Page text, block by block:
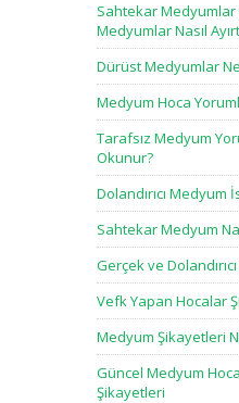
Sahtekar
Medyumlar Nasıl
Dürüst Medyumlar
Medyum Hoca
Tarafsız Medyum
Okunur?
Dolandırıcı Medyum
Sahtekar Medyum
Gerçek ve
Vefk Yapan Hocalar
Medyum Şikayetleri
Güncel Medyum
Şikayetleri